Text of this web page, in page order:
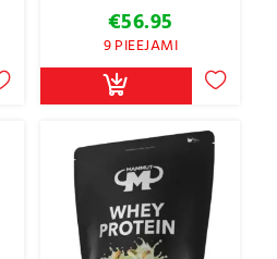
€56.95
9 PIEEJAMI